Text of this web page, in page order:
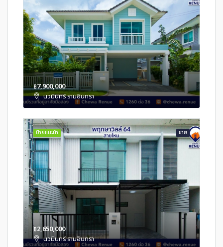
฿7,900,000
นวมินทร์ รามอินทรา
ขาย
ป้ายแนะนำ
฿2,650,000
นวมินทร์ รามอินทรา